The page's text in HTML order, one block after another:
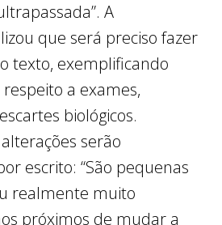
A
que será preciso fazer
texto, exemplificando
a exames,
biológicos.
serão
escrito: “São pequenas
realmente muito
próximos de mudar a